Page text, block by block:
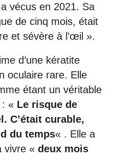
vécus en 2021. Sa
de cinq mois, était
et sévère à l’œil ».
d’une kératite
oculaire rare. Elle
étant un véritable
: « Le risque de
C’était curable,
du temps« . Elle a
vivre « deux mois